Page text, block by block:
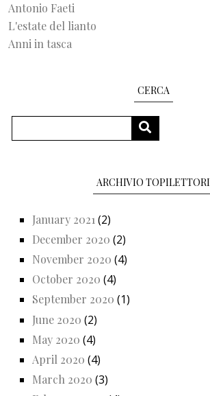
Antonio Faeti
L'estate del lianto
Anni in tasca
CERCA
SEARCH
ARCHIVIO TOPILETTORI
January 2021 (2)
December 2020 (2)
November 2020 (4)
October 2020 (4)
September 2020 (1)
June 2020 (2)
May 2020 (4)
April 2020 (4)
March 2020 (3)